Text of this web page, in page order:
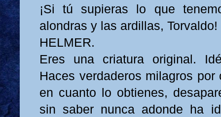
¡Si tú supieras lo que
alondras y las ardillas, Torvaldo!
HELMER.
Eres una criatura original.
Haces verdaderos milagros por
en cuanto lo obtienes,
sin saber nunca adonde ha